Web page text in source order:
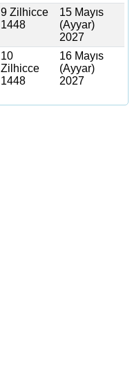
9 Zilhicce
1448
15 Mayıs
(Ayyar)
2027
10
Zilhicce
1448
16 Mayıs
(Ayyar)
2027